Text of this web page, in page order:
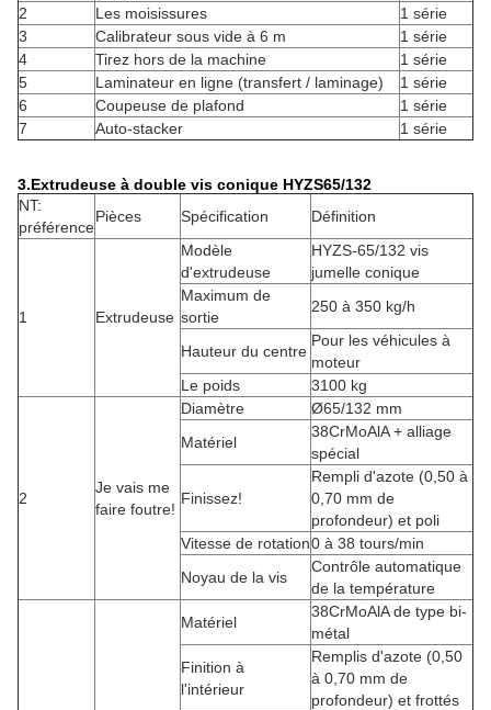
2
Les moisissures
1 série
3
Calibrateur sous vide à 6 m
1 série
4
Tirez hors de la machine
1 série
5
Laminateur en ligne (transfert / laminage)
1 série
6
Coupeuse de plafond
1 série
7
Auto-stacker 1 série
3.Extrudeuse à double vis conique HYZS65/132
NT:
préférence
Pièces Spécification Définition
1 Extrudeuse
Modèle
d'extrudeuse
HYZS-65/132 vis
jumelle conique
Maximum de
sortie
250 à 350 kg/h
Hauteur du centre
Pour les véhicules à
moteur
Le poids
3100 kg
2
Je vais me
faire foutre!
Diamètre
Ø65/132 mm
Matériel
38CrMoAlA + alliage
spécial
Finissez!
Rempli d'azote (0,50 à
0,70 mm de
profondeur) et poli
Vitesse de rotation0 à 38 tours/min
Noyau de la vis
Contrôle automatique
de la température
Matériel
38CrMoAlA de type bi-
métal
Finition à
l'intérieur
Remplis d'azote (0,50
à 0,70 mm de
profondeur) et frottés